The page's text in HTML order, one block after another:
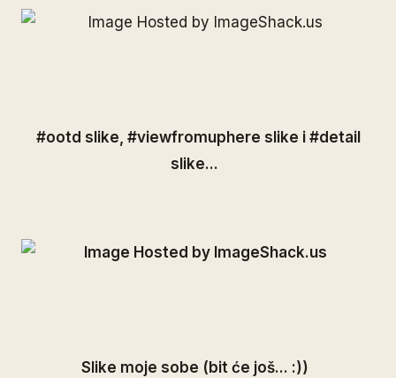
#ootd slike, #viewfromuphere slike i #detail
slike...
Slike moje sobe (bit će još... :))